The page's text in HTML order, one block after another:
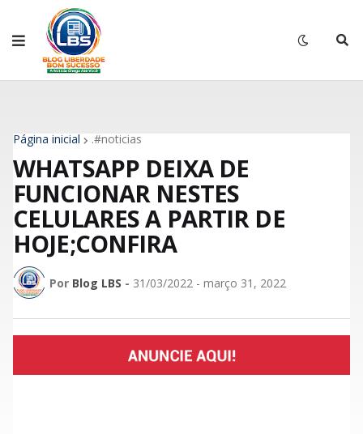
Página inicial .#noticias
WHATSAPP DEIXA DE
FUNCIONAR NESTES
CELULARES A PARTIR DE
HOJE;CONFIRA
Por Blog LBS - 31/03/2022 - março 31, 2022